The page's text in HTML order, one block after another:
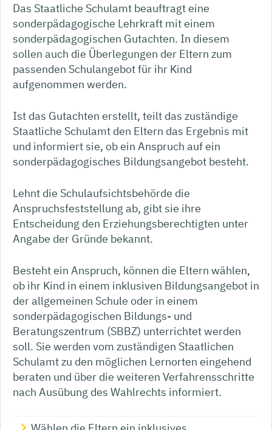
Das Staatliche Schulamt beauftragt eine
sonderpädagogische Lehrkraft mit einem
sonderpädagogischen Gutachten. In diesem
sollen auch die Überlegungen der Eltern zum
passenden Schulangebot für ihr Kind
aufgenommen werden.
Ist das Gutachten erstellt, teilt das zuständige
Staatliche Schulamt den Eltern das Ergebnis mit
und informiert sie, ob ein Anspruch auf ein
sonderpädagogisches Bildungsangebot besteht.
Lehnt die Schulaufsichtsbehörde die
Anspruchsfeststellung ab, gibt sie ihre
Entscheidung den Erziehungsberechtigten unter
Angabe der Gründe bekannt.
Besteht ein Anspruch, können die Eltern wählen,
ob ihr Kind in einem inklusiven Bildungsangebot in
der allgemeinen Schule oder in einem
sonderpädagogischen Bildungs- und
Beratungszentrum (SBBZ) unterrichtet werden
soll. Sie werden vom zuständigen Staatlichen
Schulamt zu den möglichen Lernorten eingehend
beraten und über die weiteren Verfahrensschritte
nach Ausübung des Wahlrechts informiert.